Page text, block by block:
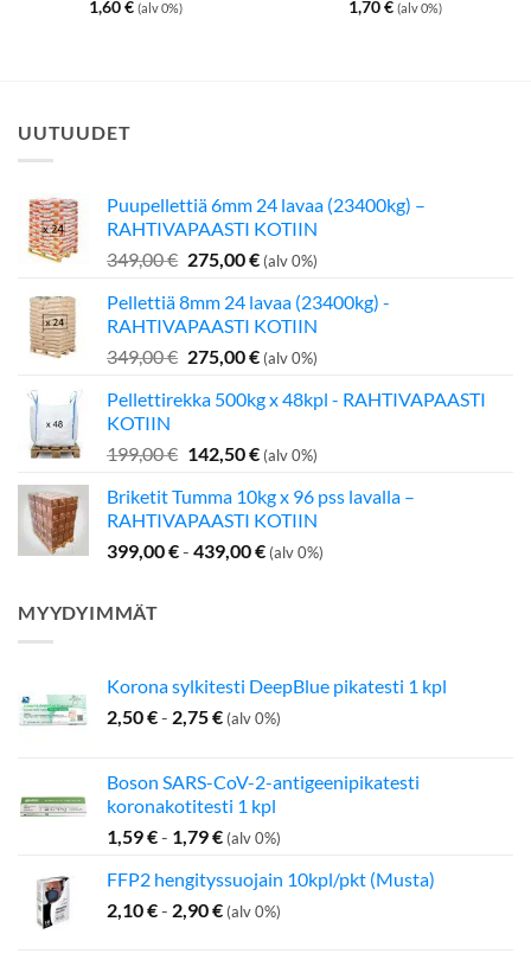
1,60€ (alv 0%) 1,70€ (alv 0%)
UUTUUDET
Puupellettiä 6mm 24 lavaa (23400kg) –
RAHTIVAPAASTI KOTIIN
349,00€ Alkuperäinen
oli:
349,00 €.
275,00€Nykyinen
on:
275,00 €.
(alv 0%)
Pellettiä 8mm 24 lavaa (23400kg) -
RAHTIVAPAASTI KOTIIN
349,00€ Alkuperäinen
oli:
275,00€Nykyinen
on:
(alv 0%)
Pellettirekka 500kg x 48kpl - RAHTIVAPAASTI
KOTIIN
199,00€ Alkuperäinen
oli:
199,00 €.
142,50€Nykyinen
on:
142,50 €.
(alv 0%)
Briketit Tumma 10kg x 96 pss lavalla –
RAHTIVAPAASTI KOTIIN
399,00€- 439,00€ (alv 0%)
MYYDYIMMÄT
Korona sylkitesti DeepBlue pikatesti 1 kpl
2,50€- 2,75€ (alv 0%)
Boson SARS-CoV-2-antigeenipikatesti
koronakotitesti 1 kpl
1,59€- 1,79€ (alv 0%)
FFP2 hengityssuojain 10kpl/pkt (Musta)
2,10€- 2,90€ (alv 0%)